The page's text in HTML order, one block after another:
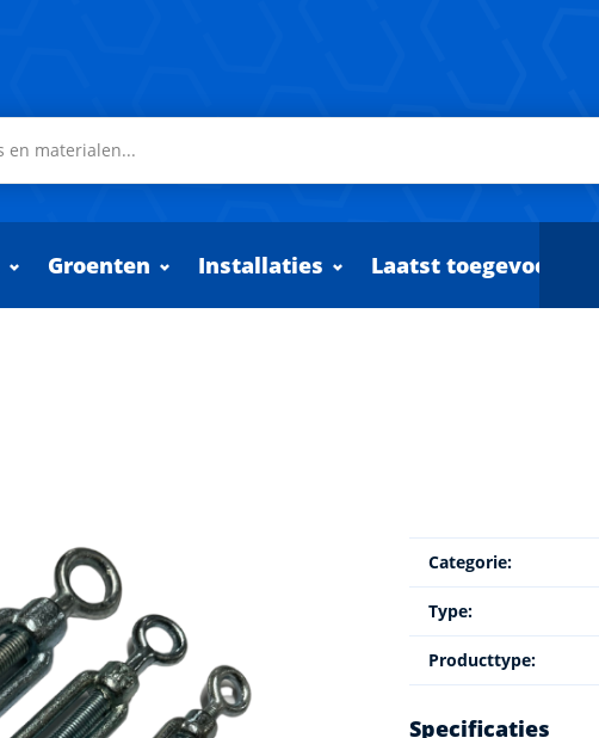
Groenten Installaties Laatst toegevoegd
Categorie:
Type:
Producttype:
Specificaties